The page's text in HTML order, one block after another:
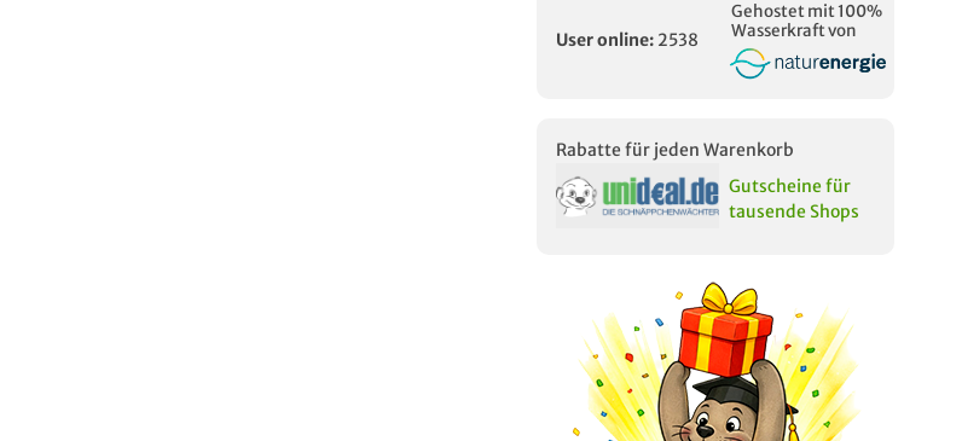
User online: 2538
Gehostet mit 100%
Wasserkraft von
Rabatte für jeden Warenkorb
Gutscheine für
tausende Shops